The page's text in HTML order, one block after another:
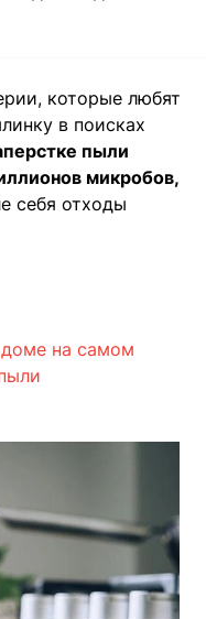
которые любят
в поисках
пыли
микробов,
себя отходы
на самом